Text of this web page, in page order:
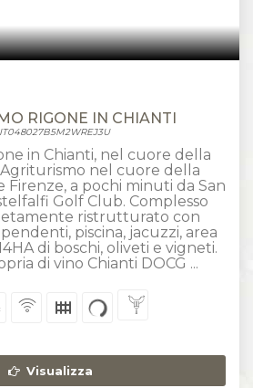
RIGONE IN CHIANTI
in Chianti, nel cuore della
nel cuore della
Firenze, a pochi minuti da San
Golf Club. Complesso
ristrutturato con
piscina, jacuzzi, area
di boschi, oliveti e vigneti.
di vino Chianti DOCG ...
Visualizza